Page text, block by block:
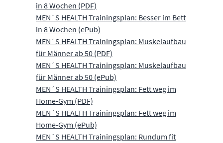
in 8 Wochen (PDF)
MEN´S HEALTH Trainingsplan: Besser im Bett
in 8 Wochen (ePub)
MEN´S HEALTH Trainingsplan: Muskelaufbau
für Männer ab 50 (PDF)
MEN´S HEALTH Trainingsplan: Muskelaufbau
für Männer ab 50 (ePub)
MEN´S HEALTH Trainingsplan: Fett weg im
Home-Gym (PDF)
MEN´S HEALTH Trainingsplan: Fett weg im
Home-Gym (ePub)
MEN´S HEALTH Trainingsplan: Rundum fit